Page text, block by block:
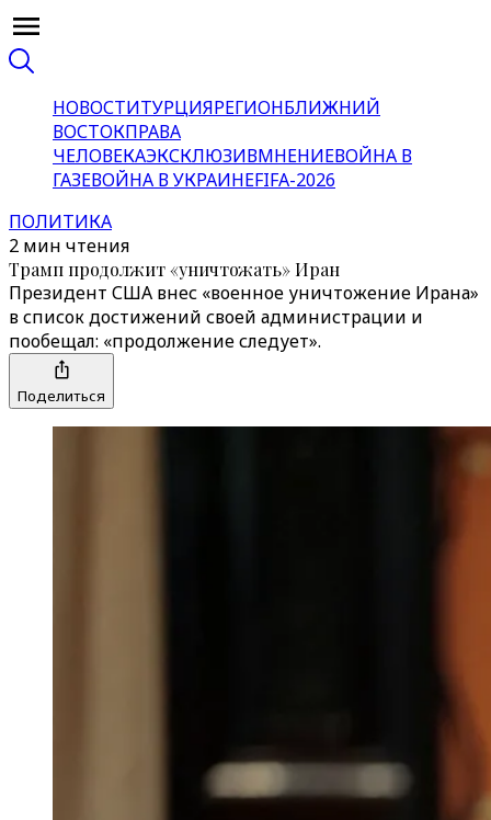
НОВОСТИТУРЦИЯРЕГИОНБЛИЖНИЙ
ВОСТОКПРАВА
ЧЕЛОВЕКАЭКСКЛЮЗИВМНЕНИЕВОЙНА В
ГАЗЕВОЙНА В УКРАИНЕFIFA-2026
ПОЛИТИКА
2 мин чтения
Трамп продолжит «уничтожать» Иран
Президент США внес «военное уничтожение Ирана»
в список достижений своей администрации и
пообещал: «продолжение следует».
Поделиться